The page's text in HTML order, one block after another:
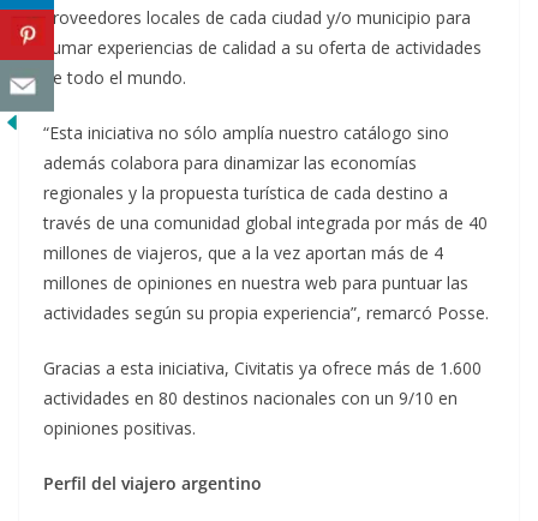
proveedores locales de cada ciudad y/o municipio para
sumar experiencias de calidad a su oferta de actividades
de todo el mundo.
“Esta iniciativa no sólo amplía nuestro catálogo sino
además colabora para dinamizar las economías
regionales y la propuesta turística de cada destino a
través de una comunidad global integrada por más de 40
millones de viajeros, que a la vez aportan más de 4
millones de opiniones en nuestra web para puntuar las
actividades según su propia experiencia”, remarcó Posse.
Gracias a esta iniciativa, Civitatis ya ofrece más de 1.600
actividades en 80 destinos nacionales con un 9/10 en
opiniones positivas.
Perfil del viajero argentino